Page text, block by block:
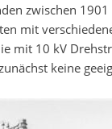
zwischen
mit
mit 10 kV
keine